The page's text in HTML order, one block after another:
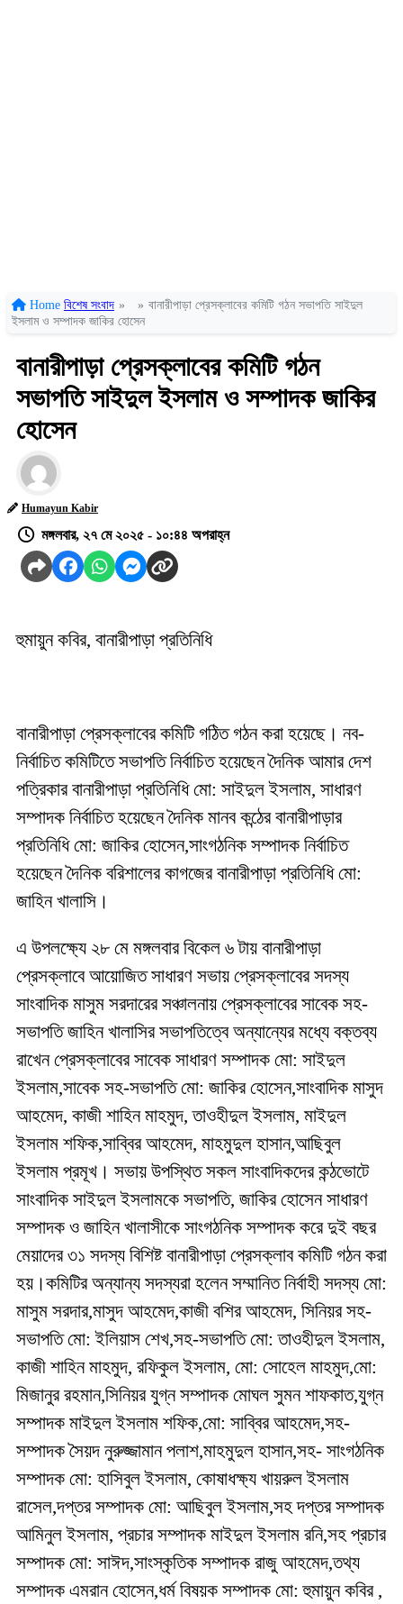
Home বিশেষ সংবাদ » » বানারীপাড়া প্রেসক্লাবের কমিটি গঠন সভাপতি সাইদুল
ইসলাম ও সম্পাদক জাকির হোসেন
বানারীপাড়া প্রেসক্লাবের কমিটি গঠন
সভাপতি সাইদুল ইসলাম ও সম্পাদক জাকির
হোসেন
Humayun Kabir
মঙ্গলবার, ২৭ মে ২০২৫ - ১০:৪৪ অপরাহ্ন
হুমায়ুন কবির, বানারীপাড়া প্রতিনিধি
বানারীপাড়া প্রেসক্লাবের কমিটি গঠিত গঠন করা হয়েছে। নব-
নির্বাচিত কমিটিতে সভাপতি নির্বাচিত হয়েছেন দৈনিক আমার দেশ
পত্রিকার বানারীপাড়া প্রতিনিধি মো: সাইদুল ইসলাম, সাধারণ
সম্পাদক নির্বাচিত হয়েছেন দৈনিক মানব কন্ঠের বানারীপাড়ার
প্রতিনিধি মো: জাকির হোসেন,সাংগঠনিক সম্পাদক নির্বাচিত
হয়েছেন দৈনিক বরিশালের কাগজের বানারীপাড়া প্রতিনিধি মো:
জাহিন খালাসি।
এ উপলক্ষ্যে ২৮ মে মঙ্গলবার বিকেল ৬ টায় বানারীপাড়া
প্রেসক্লাবে আয়োজিত সাধারণ সভায় প্রেসক্লাবের সদস্য
সাংবাদিক মাসুম সরদারের সঞ্চালনায় প্রেসক্লাবের সাবেক সহ-
সভাপতি জাহিন খালাসির সভাপতিত্বে অন্যান্যের মধ্যে বক্তব্য
রাখেন প্রেসক্লাবের সাবেক সাধারণ সম্পাদক মো: সাইদুল
ইসলাম,সাবেক সহ-সভাপতি মো: জাকির হোসেন,সাংবাদিক মাসুদ
আহমেদ, কাজী শাহিন মাহমুদ, তাওহীদুল ইসলাম, মাইদুল
ইসলাম শফিক,সাব্বির আহমেদ, মাহমুদুল হাসান,আছিবুল
ইসলাম প্রমূখ। সভায় উপস্থিত সকল সাংবাদিকদের কন্ঠভোটে
সাংবাদিক সাইদুল ইসলামকে সভাপতি, জাকির হোসেন সাধারণ
সম্পাদক ও জাহিন খালাসীকে সাংগঠনিক সম্পাদক করে দুই বছর
মেয়াদের ৩১ সদস্য বিশিষ্ট বানারীপাড়া প্রেসক্লাব কমিটি গঠন করা
হয়।কমিটির অন্যান্য সদস্যরা হলেন সম্মানিত নির্বাহী সদস্য মো:
মাসুম সরদার,মাসুদ আহমেদ,কাজী বশির আহমেদ, সিনিয়র সহ-
সভাপতি মো: ইলিয়াস শেখ,সহ-সভাপতি মো: তাওহীদুল ইসলাম,
কাজী শাহিন মাহমুদ, রফিকুল ইসলাম, মো: সোহেল মাহমুদ,মো:
মিজানুর রহমান,সিনিয়র যুগ্ন সম্পাদক মোঘল সুমন শাফকাত,যুগ্ন
সম্পাদক মাইদুল ইসলাম শফিক,মো: সাব্বির আহমেদ,সহ-
সম্পাদক সৈয়দ নুরুজ্জামান পলাশ,মাহমুদুল হাসান,সহ- সাংগঠনিক
সম্পাদক মো: হাসিবুল ইসলাম, কোষাধক্ষ্য খায়রুল ইসলাম
রাসেল,দপ্তর সম্পাদক মো: আছিবুল ইসলাম,সহ দপ্তর সম্পাদক
আমিনুল ইসলাম, প্রচার সম্পাদক মাইদুল ইসলাম রনি,সহ প্রচার
সম্পাদক মো: সাঈদ,সাংস্কৃতিক সম্পাদক রাজু আহমেদ,তথ্য
সম্পাদক এমরান হোসেন,ধর্ম বিষয়ক সম্পাদক মো: হুমায়ুন কবির ,